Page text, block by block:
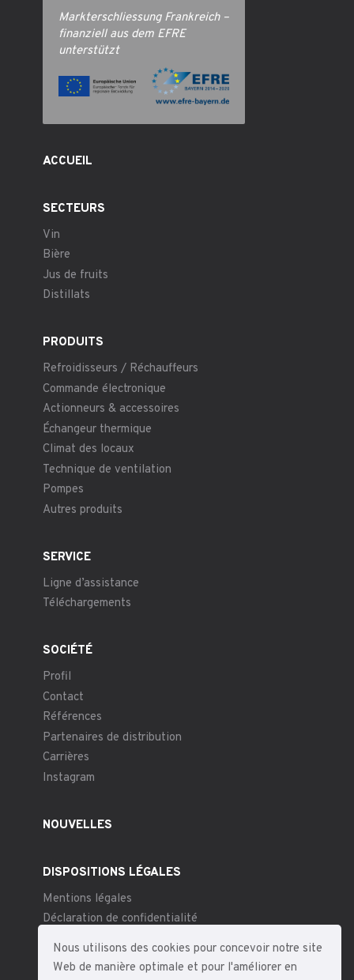
Nous utilisons des cookies pour concevoir notre site
Web de manière optimale et pour l'améliorer en
Markterschliessung Frankreich –
finanziell aus dem EFRE
unterstützt
ACCUEIL
SECTEURS
Vin
Bière
Jus de fruits
Distillats
PRODUITS
Refroidisseurs / Réchauffeurs
Commande électronique
Actionneurs & accessoires
Échangeur thermique
Climat des locaux
Technique de ventilation
Pompes
Autres produits
SERVICE
Ligne d’assistance
Téléchargements
SOCIÉTÉ
Profil
Contact
Références
Partenaires de distribution
Carrières
Instagram
NOUVELLES
DISPOSITIONS LÉGALES
Mentions légales
Déclaration de confidentialité